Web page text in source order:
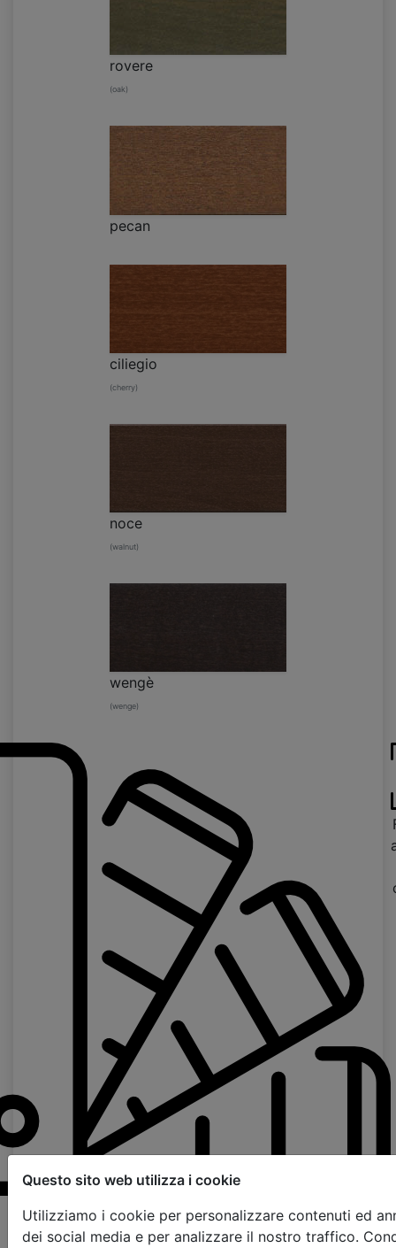
Questo sito web utilizza i cookie
Utilizziamo i cookie per personalizzare contenuti ed
dei social media e per analizzare il nostro traffico.
rovere
(oak)
pecan
ciliegio
(cherry)
noce
(walnut)
wengè
(wenge)
Pagina ordine dei campioni